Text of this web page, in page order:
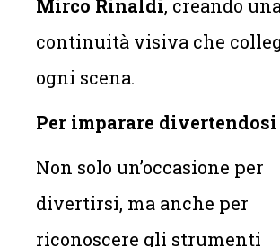
Mirco Rinaldi, creando
continuità visiva che
ogni scena.
Per imparare divertendosi
Non solo un’occasione per
divertirsi, ma anche per
riconoscere gli strumenti